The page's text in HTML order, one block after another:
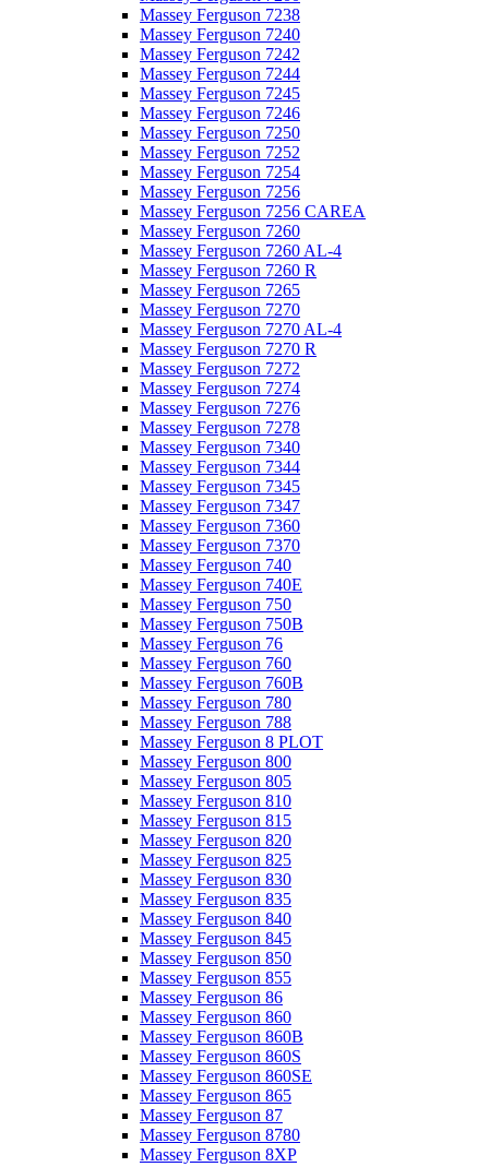
Massey Ferguson 7238
Massey Ferguson 7240
Massey Ferguson 7242
Massey Ferguson 7244
Massey Ferguson 7245
Massey Ferguson 7246
Massey Ferguson 7250
Massey Ferguson 7252
Massey Ferguson 7254
Massey Ferguson 7256
Massey Ferguson 7256 CAREA
Massey Ferguson 7260
Massey Ferguson 7260 AL-4
Massey Ferguson 7260 R
Massey Ferguson 7265
Massey Ferguson 7270
Massey Ferguson 7270 AL-4
Massey Ferguson 7270 R
Massey Ferguson 7272
Massey Ferguson 7274
Massey Ferguson 7276
Massey Ferguson 7278
Massey Ferguson 7340
Massey Ferguson 7344
Massey Ferguson 7345
Massey Ferguson 7347
Massey Ferguson 7360
Massey Ferguson 7370
Massey Ferguson 740
Massey Ferguson 740E
Massey Ferguson 750
Massey Ferguson 750B
Massey Ferguson 76
Massey Ferguson 760
Massey Ferguson 760B
Massey Ferguson 780
Massey Ferguson 788
Massey Ferguson 8 PLOT
Massey Ferguson 800
Massey Ferguson 805
Massey Ferguson 810
Massey Ferguson 815
Massey Ferguson 820
Massey Ferguson 825
Massey Ferguson 830
Massey Ferguson 835
Massey Ferguson 840
Massey Ferguson 845
Massey Ferguson 850
Massey Ferguson 855
Massey Ferguson 86
Massey Ferguson 860
Massey Ferguson 860B
Massey Ferguson 860S
Massey Ferguson 860SE
Massey Ferguson 865
Massey Ferguson 87
Massey Ferguson 8780
Massey Ferguson 8XP